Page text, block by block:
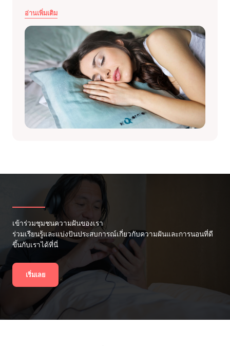
อ่านเพิ่มเติม
เข้าร่วมชุมชนความฝันของเรา
ร่วมเรียนรู้และแบ่งปันประสบการณ์เกี่ยวกับความฝันและการนอนที่ดี
ขึ้นกับเราได้ที่นี่
เริ่มเลย